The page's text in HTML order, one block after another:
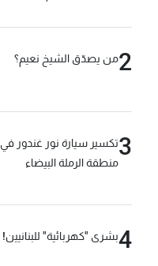
2من يصدّق الشيخ نعيم؟
3تكسير سيارة نور غندور في
منطقة الرملة البيضاء
4بشرى "كهربائية" للبنانيين!